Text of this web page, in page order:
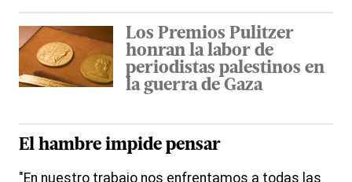
Los Premios Pulitzer
honran la labor de
periodistas palestinos en
la guerra de Gaza
El hambre impide pensar
"En nuestro trabajo nos enfrentamos a todas las